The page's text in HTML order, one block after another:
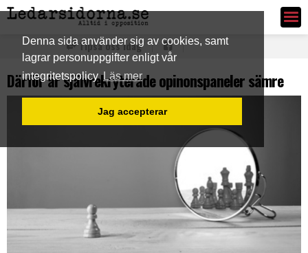
Denna sida använder sig av cookies, samt
lagrar personuppgifter enligt vår
integritetspolicy Läs mer
Jag accepterar
Ledarsidorna.se
Tipsa oss idag
Därför är självrekryterade opinonspaneler sämre